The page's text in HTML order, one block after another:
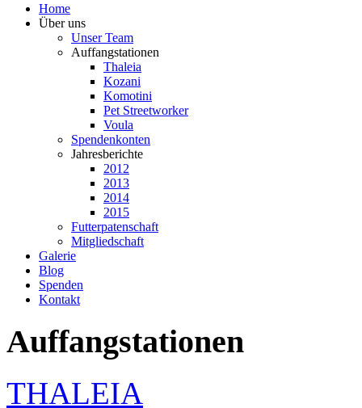
Home
Über uns
Unser Team
Auffangstationen
Thaleia
Kozani
Komotini
Pet Streetworker
Voula
Spendenkonten
Jahresberichte
2012
2013
2014
2015
Futterpatenschaft
Mitgliedschaft
Galerie
Blog
Spenden
Kontakt
Auffangstationen
THALEIA